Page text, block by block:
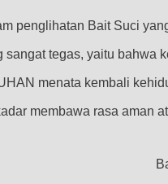
penglihatan Bait Suci
sangat tegas, yaitu bahwa
menata kembali
membawa rasa aman